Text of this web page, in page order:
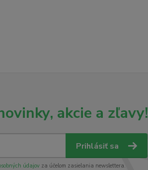
akcie a zľavy!
Prihlásiť sa
údajovza účelom zasielania newslettera.